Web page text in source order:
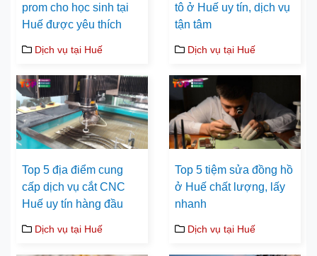
prom cho học sinh tại
Huế được yêu thích
Dịch vụ tại Huế
tô ở Huế uy tín, dịch vụ
tận tâm
Dịch vụ tại Huế
Top 5 địa điểm cung
cấp dịch vụ cắt CNC
Huế uy tín hàng đầu
Dịch vụ tại Huế
Top 5 tiệm sửa đồng hồ
ở Huế chất lượng, lấy
nhanh
Dịch vụ tại Huế